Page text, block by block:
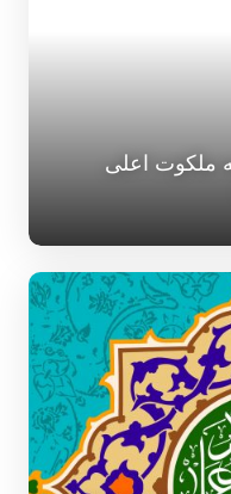
ملکوت اعلی